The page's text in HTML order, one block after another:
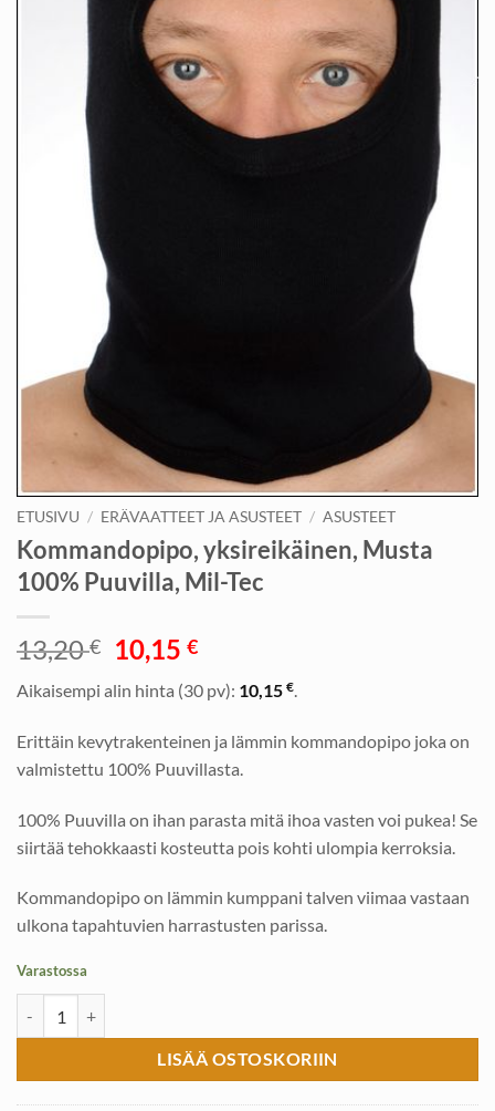
ETUSIVU / ERÄVAATTEET JA ASUSTEET / ASUSTEET
Kommandopipo, yksireikäinen, Musta
100% Puuvilla, Mil-Tec
13,20€
Alkuperäinen
hinta
oli:
13,20 €.
10,15€Nykyinen
hinta
on:
10,15 €.
Aikaisempi alin hinta (30 pv): 10,15 €.
Erittäin kevytrakenteinen ja lämmin kommandopipo joka on
valmistettu 100% Puuvillasta.
100% Puuvilla on ihan parasta mitä ihoa vasten voi pukea! Se
siirtää tehokkaasti kosteutta pois kohti ulompia kerroksia.
Kommandopipo on lämmin kumppani talven viimaa vastaan
ulkona tapahtuvien harrastusten parissa.
Varastossa
LISÄÄ OSTOSKORIIN